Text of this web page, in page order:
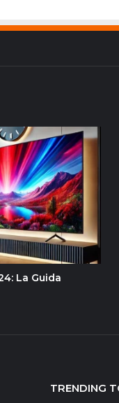
La Guida
TRENDING